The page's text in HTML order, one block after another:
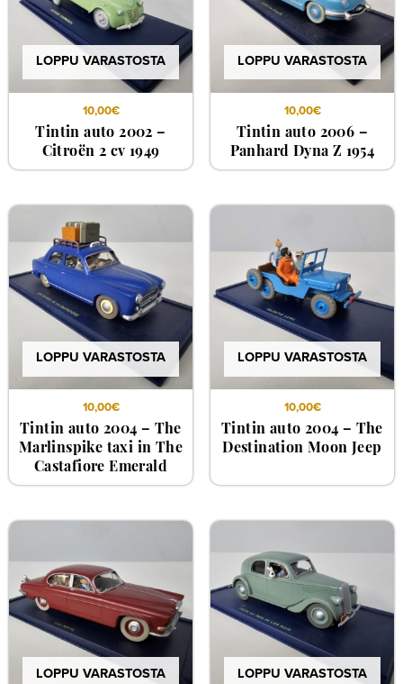
LOPPU VARASTOSTA
10,00€
Tintin auto 2002 –
Citroën 2 cv 1949
LOPPU VARASTOSTA
10,00€
Tintin auto 2006 –
Panhard Dyna Z 1954
LOPPU VARASTOSTA
10,00€
Tintin auto 2004 – The
Marlinspike taxi in The
Castafiore Emerald
LOPPU VARASTOSTA
10,00€
Tintin auto 2004 – The
Destination Moon Jeep
LOPPU VARASTOSTA LOPPU VARASTOSTA